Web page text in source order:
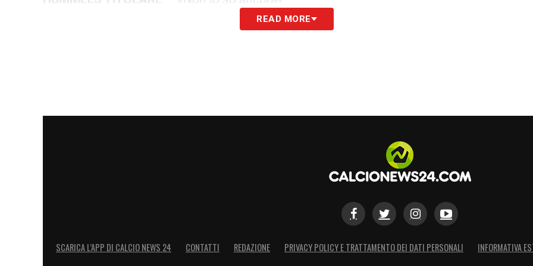
Non lo so, siamo in contatto. Vedono certe cose positive ma chiaramente
READ MORE
SCARICA L’APP DI CALCIO NEWS 24 CONTATTI REDAZIONE PRIVACY POLICY E TRATTAMENTO DEI DATI PERSONALI INFORMATIVA